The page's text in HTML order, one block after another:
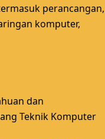
perancangan,
komputer,
dan
Teknik Komputer